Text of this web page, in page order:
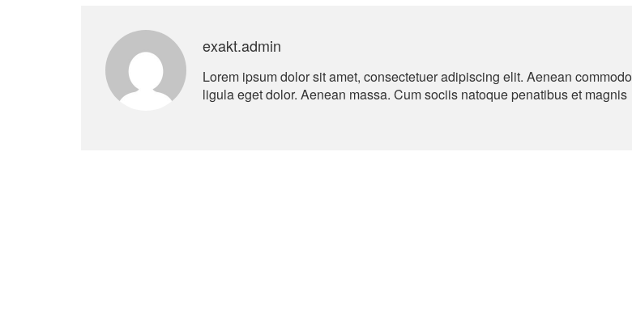
exakt.admin
Lorem ipsum dolor sit amet, consectetuer adipiscing elit. Aenean commodo
ligula eget dolor. Aenean massa. Cum sociis natoque penatibus et magnis